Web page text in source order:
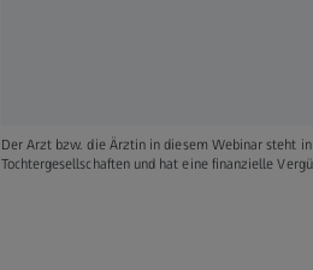
Der Arzt bzw. die Ärztin in diesem Webinar steht
Tochtergesellschaften und hat eine finanzielle